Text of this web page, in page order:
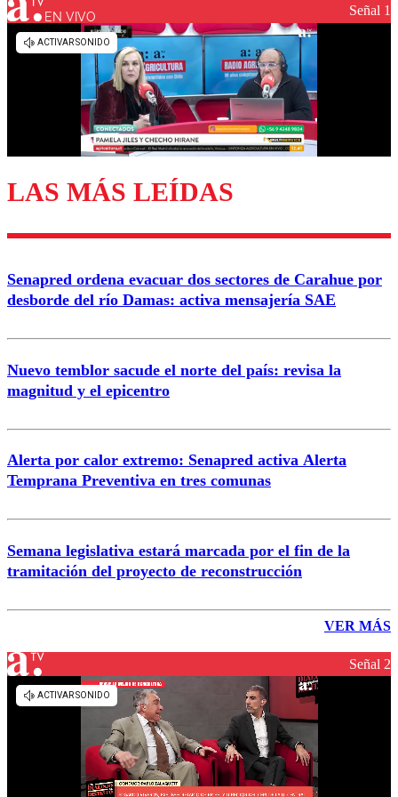
EN VIVO Señal 1
LAS MÁS LEÍDAS
Senapred ordena evacuar dos sectores de Carahue por
desborde del río Damas: activa mensajería SAE
Nuevo temblor sacude el norte del país: revisa la
magnitud y el epicentro
Alerta por calor extremo: Senapred activa Alerta
Temprana Preventiva en tres comunas
Semana legislativa estará marcada por el fin de la
tramitación del proyecto de reconstrucción
VER MÁS
Señal 2